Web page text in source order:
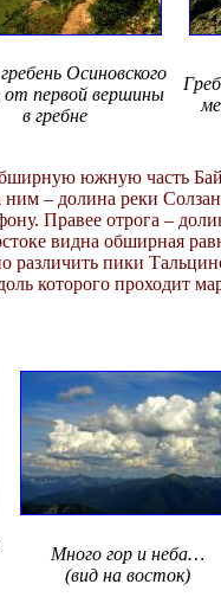
Осиновского
от первой вершины
в гребне
южную часть
– долина реки
Правее отрога –
видна обширная
различить пики
которого проходит
Много гор и неба…
(вид на восток)